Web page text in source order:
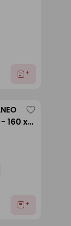
Ajouter
160 x
Ajouter
comme